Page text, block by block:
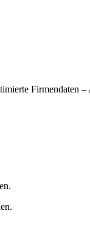
Firmendaten